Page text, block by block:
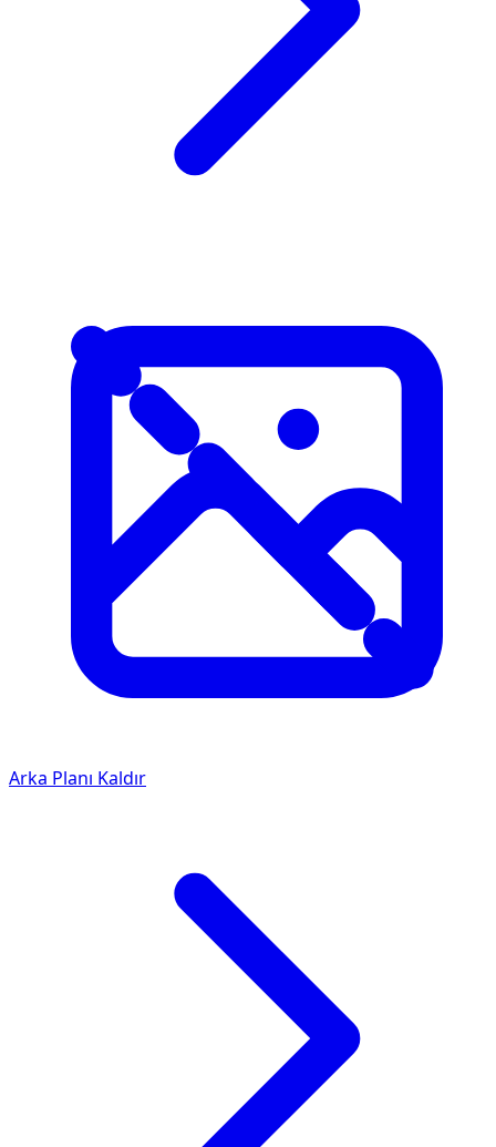
Arka Planı Kaldır